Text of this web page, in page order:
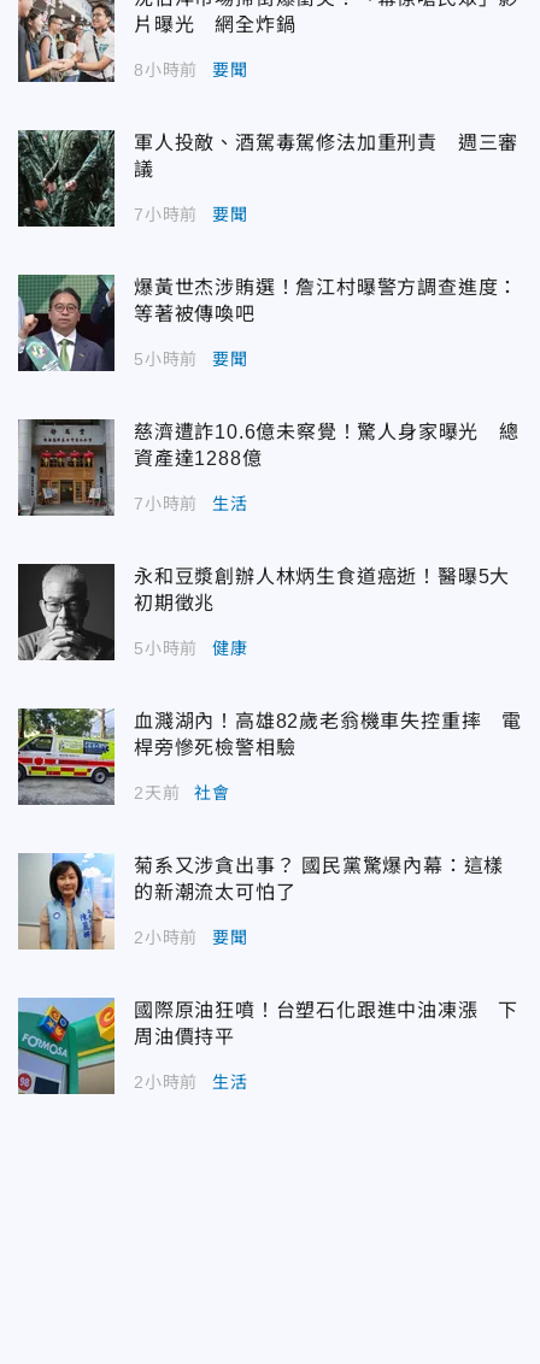
片曝光 網全炸鍋
8小時前 要聞
軍人投敵、酒駕毒駕修法加重刑責 週三審
議
7小時前 要聞
爆黃世杰涉賄選！詹江村曝警方調查進度：
等著被傳喚吧
5小時前 要聞
慈濟遭詐10.6億未察覺！驚人身家曝光 總
資產達1288億
7小時前 生活
永和豆漿創辦人林炳生食道癌逝！醫曝5大
初期徵兆
5小時前 健康
血濺湖內！高雄82歲老翁機車失控重摔 電
桿旁慘死檢警相驗
2天前 社會
菊系又涉貪出事？ 國民黨驚爆內幕：這樣
的新潮流太可怕了
2小時前 要聞
國際原油狂噴！台塑石化跟進中油凍漲 下
周油價持平
2小時前 生活